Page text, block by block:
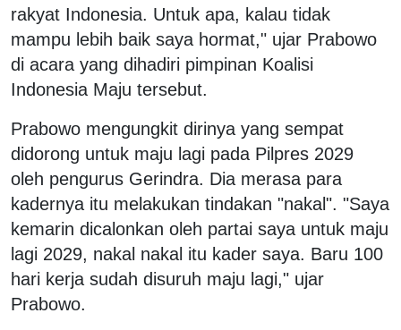
rakyat Indonesia. Untuk apa, kalau tidak
mampu lebih baik saya hormat," ujar Prabowo
di acara yang dihadiri pimpinan Koalisi
Indonesia Maju tersebut.
Prabowo mengungkit dirinya yang sempat
didorong untuk maju lagi pada Pilpres 2029
oleh pengurus Gerindra. Dia merasa para
kadernya itu melakukan tindakan "nakal". "Saya
kemarin dicalonkan oleh partai saya untuk maju
lagi 2029, nakal nakal itu kader saya. Baru 100
hari kerja sudah disuruh maju lagi," ujar
Prabowo.